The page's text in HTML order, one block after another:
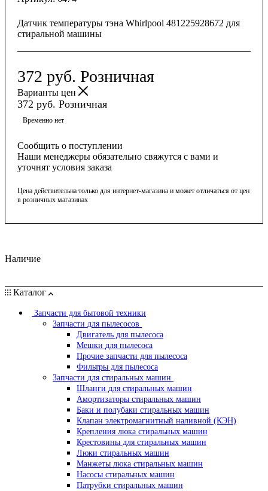
Датчик температуры тэна Whirlpool 481225928672 для
стиральной машины
372 руб. Розничная
Варианты цен
372 руб. Розничная
Временно нет
Сообщить о поступлении
Наши менеджеры обязательно свяжутся с вами и
уточнят условия заказа
Цена действительна только для интернет-магазина и может отличаться от цен
в розничных магазинах
Наличие
Каталог
Запчасти для бытовой техники
Запчасти для пылесосов
Двигатель для пылесоса
Мешки для пылесоса
Прочие запчасти для пылесоса
Фильтры для пылесоса
Запчасти для стиральных машин
Шланги для стиральных машин
Амортизаторы стиральных машин
Баки и полубаки стиральных машин
Клапан электромагнитный наливной (КЭН)
Крепления люка стиральных машин
Крестовины для стиральных машин
Люки стиральных машин
Манжеты люка стиральных машин
Насосы стиральных машин
Патрубки стиральных машин